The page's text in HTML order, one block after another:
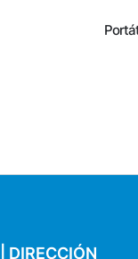
| DIRECCIÓN